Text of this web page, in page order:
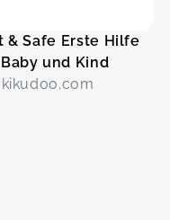
& Safe Erste Hilfe
und Kind